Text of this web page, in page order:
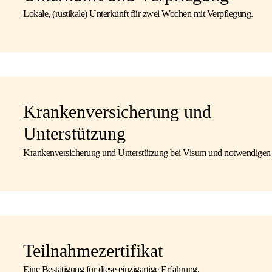
Lokale, (rustikale) Unterkunft für zwei Wochen mit Verpflegung.
Krankenversicherung und
Unterstützung
Krankenversicherung und Unterstützung bei Visum und
Teilnahmezertifikat
Eine Bestätigung für diese einzigartige Erfahrung.